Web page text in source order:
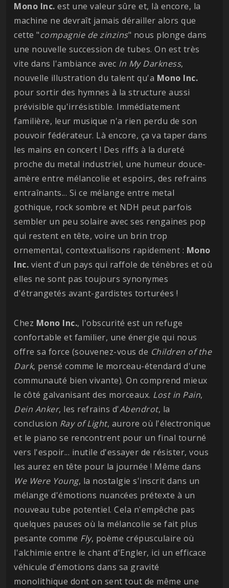
Mono Inc. est une valeur sûre et, là encore, la
machine ne devraît jamais dérailler alors que
cette "compagnie de zinzins" nous plonge dans
une nouvelle succession de tubes. On est très
vite dans l'ambiance avec In My Darkness,
nouvelle illustration du talent qu'a Mono Inc.
pour sortir des hymnes à la structure aussi
prévisible qu'irrésistible. Immédiatement
familière, leur musique n'a rien perdu de son
pouvoir fédérateur. Là encore, ça va taper dans
les mains en concert ! Des riffs à la dureté
proche du metal industriel, une humeur douce-
amère entre mélancolie et espoirs, des refrains
entraînants... Si ce mélange entre metal
gothique, rock sombre et NDH peut parfois
sembler un peu solaire avec ses rengaines pop
qui restent en tête, voire un brin trop
ornemental, contextualisons rapidement : Mono
Inc. vient d'un pays qui raffole de ténèbres et où
elles ne sont pas toujours synonymes
d'étrangetés avant-gardistes torturées !
Chez Mono Inc., l'obscurité est un refuge
confortable et familier, une énergie qui nous
offre sa force (souvenez-vous de Children of the
Dark, pensé comme le morceau-étendard d'une
communauté bien vivante). On comprend mieux
le côté galvanisant des morceaux. Lost in Pain,
Dein Anker, les refrains d'Abendrot, la
conclusion Ray of Light, aurore où l'électronique
et le piano se rencontrent pour un final tourné
vers l'espoir... inutile d'essayer de résister, vous
les aurez en tête pour la journée ! Même dans
We Were Young, la nostalgie s'inscrit dans un
mélange d'émotions nuancées prétexte à un
nouveau tube potentiel. Cela n'empêche pas
quelques pauses où la mélancolie se fait plus
pesante comme Fly, poème crépusculaire où
l'alchimie entre le chant d'Engler, ici un efficace
véhicule d'émotions dans sa gravité
monolithique dont on sent tout de même une